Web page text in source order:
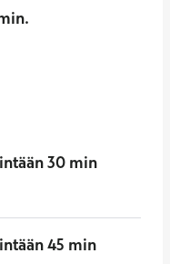
30 min
45 min